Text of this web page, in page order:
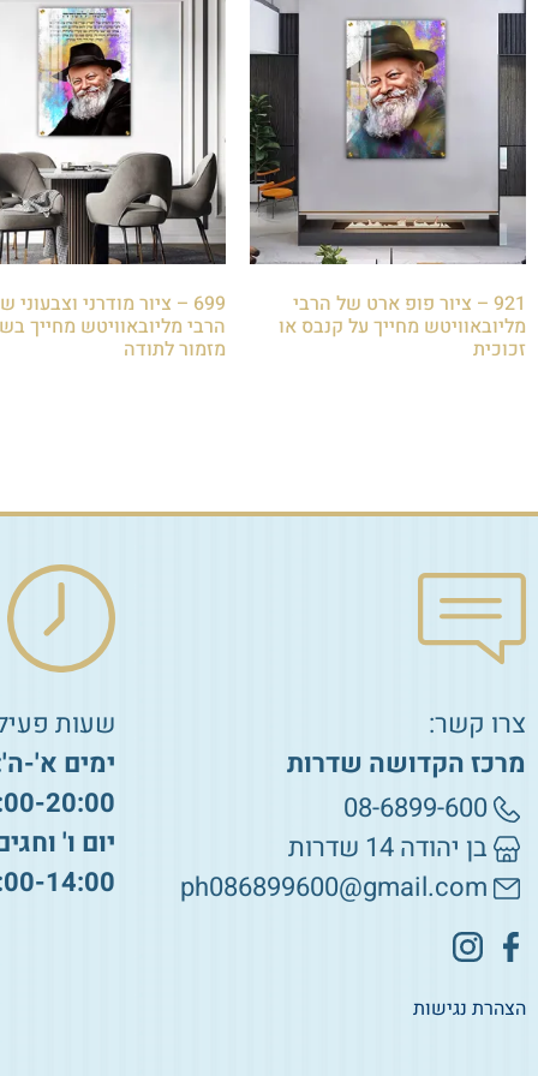
921 – ציור פופ ארט של הרבי
מליובאוויטש מחייך על קנבס או
זכוכית
699 – ציור מודרני וצבעוני
הרבי מליובאוויטש מחייך
מזמור לתודה
צרו קשר:
מרכז הקדושה שדרות
08-6899-600
בן יהודה 14 שדרות
ph086899600@gmail.com
הצהרת נגישות
שעות
ימים א'-
20:00
יום ו'
14:00